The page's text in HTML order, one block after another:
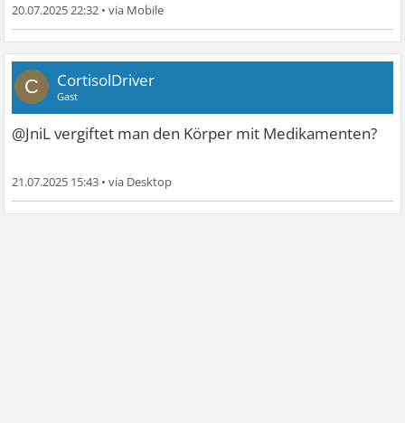
20.07.2025 22:32 •
C CortisolDriver
Gast
@JniL vergiftet man den Körper mit Medikamenten?
21.07.2025 15:43 •